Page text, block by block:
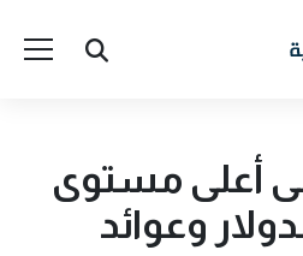
أعلى مستوى
وعوائد